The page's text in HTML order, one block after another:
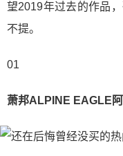
望2019年过去的作品
不提。
01
萧邦ALPINE EAGLE